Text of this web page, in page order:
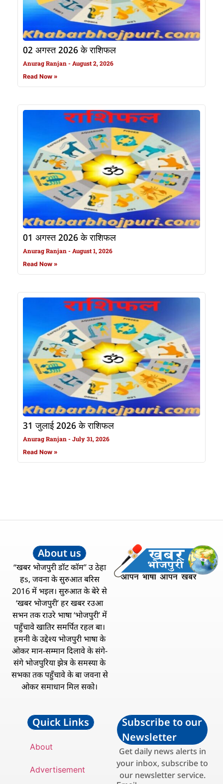
02 अगस्त 2026 के राशिफल
Anurag Ranjan August 2, 2026
Read Now »
01 अगस्त 2026 के राशिफल
Anurag Ranjan August 1, 2026
Read Now »
31 जुलाई 2026 के राशिफल
Anurag Ranjan July 31, 2026
Read Now »
About us
“खबर भोजपुरी डॉट कॉम” उ ठेहा
हs, जवना के सुरुआत बरिस
2016 में भइल। सुरुआत के बेरे से
‘खबर भोजपुरी’ हर खबर रउआ
सभन तक राउरे भाषा ‘भोजपुरी’ में
पहुँचावे खातिर समर्पित रहल बा।
हमनी के उद्देश्य भोजपुरी भाषा के
ओकर मान-सम्मान दिलावे के संगे-
संगे भोजपुरिया झेत्र के समस्या के
सभका तक पहुँचावे के बा जवना से
ओकर समाधान मिल सको।
Quick Links
About
Advertisement
Subscribe to our
Newsletter
Get daily news alerts in
your inbox, subscribe to
our newsletter service.